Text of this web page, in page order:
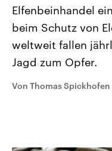
Landtagswahl Sachsen-
2026
Alle Informationen
Sachsen-Anhalt wählt
September 2026 einen
Landtag. Seit 2021 wird
CDU, SPD und FDP
Wahlprogramme,
und Hintergründe zu
und Kandidaten der
Audio-Archiv
Elfenbeinhandel
beim Schutz von
weltweit fallen
Jagd zum Opfer.
Von Thomas Spickhofen